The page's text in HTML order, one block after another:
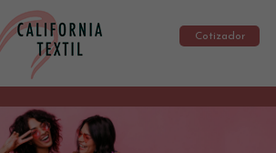
Cotizador